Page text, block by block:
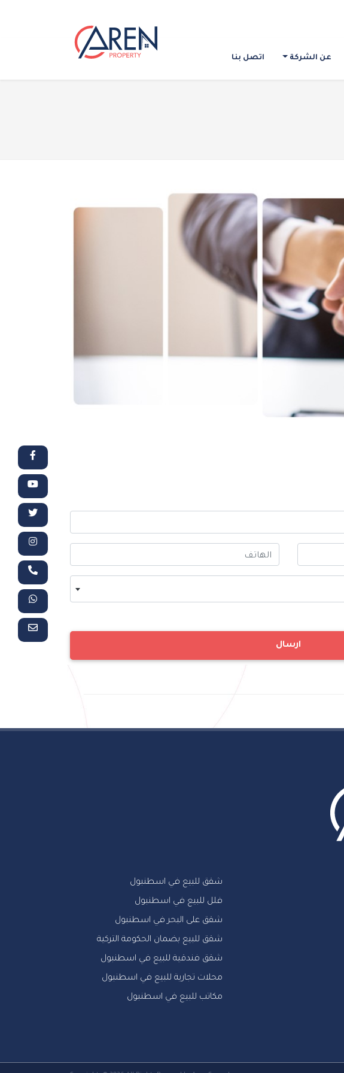
عن الشركة اتصل بنا
ارسال
شقق للبيع في اسطنبول
فلل للبيع في اسطنبول
شقق على البحر في اسطنبول
شقق للبيع بضمان الحكومة التركية
شقق فندقية للبيع في اسطنبول
محلات تجارية للبيع في اسطنبول
مكاتب للبيع في اسطنبول